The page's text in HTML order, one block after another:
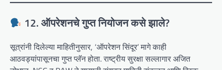
12. ऑपरेशनचे गुप्त नियोजन कसे झाले?
सूत्रांनी दिलेल्या माहितीनुसार, ‘ऑपरेशन सिंदूर’ मागे काही
आठवड्यांपासूनचा गुप्त प्लॅन होता. राष्ट्रीय सुरक्षा सल्लागार अजित